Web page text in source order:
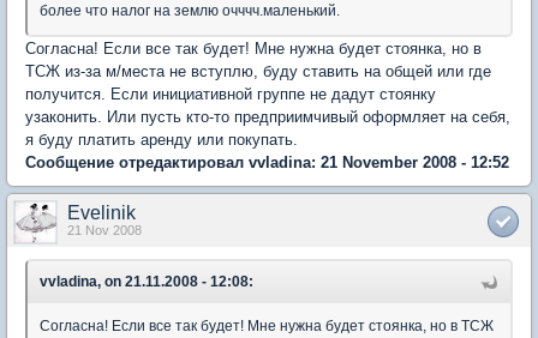
более что налог на землю очччч.маленький.
Согласна! Если все так будет! Мне нужна будет стоянка, но в
ТСЖ из-за м/места не вступлю, буду ставить на общей или где
получится. Если инициативной группе не дадут стоянку
узаконить. Или пусть кто-то предприимчивый оформляет на себя,
я буду платить аренду или покупать.
Сообщение отредактировал vvladina: 21 November 2008 - 12:52
Evelinik
21 Nov 2008
vvladina, on 21.11.2008 - 12:08:
Согласна! Если все так будет! Мне нужна будет стоянка, но в ТСЖ